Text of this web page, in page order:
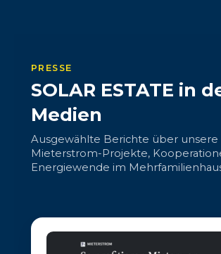
PRESSE
SOLAR ESTATE in
Medien
Ausgewählte Berichte über unsere
Mieterstrom-Projekte,
Energiewende im